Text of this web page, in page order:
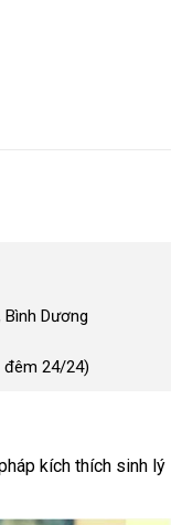
Dương
đêm 24/24)
kích thích sinh lý